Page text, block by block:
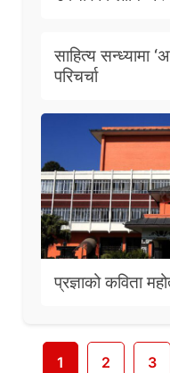
साहित्य सन्ध्यामा
परिचर्चा
प्रज्ञाको कविता
1 2 3